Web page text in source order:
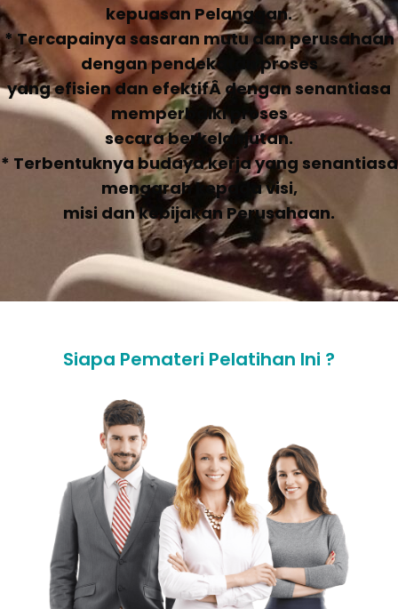
kepuasan Pelanggan.
* Tercapainya sasaran mutu dan perusahaan
dengan pendekatan proses
yang efisien dan efektifÂ dengan senantiasa
memperbaiki proses
secara berkelanjutan.
* Terbentuknya budaya kerja yang senantiasa
mengarah kepada visi,
misi dan kebijakan Perusahaan.
Siapa Pemateri Pelatihan Ini ?